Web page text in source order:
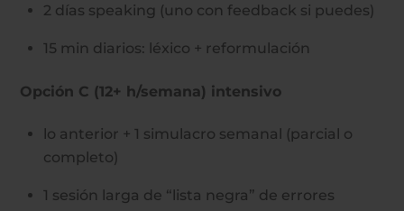
2 días speaking (uno con feedback si puedes)
15 min diarios: léxico + reformulación
Opción C (12+ h/semana) intensivo
lo anterior + 1 simulacro semanal (parcial o
completo)
1 sesión larga de “lista negra” de errores